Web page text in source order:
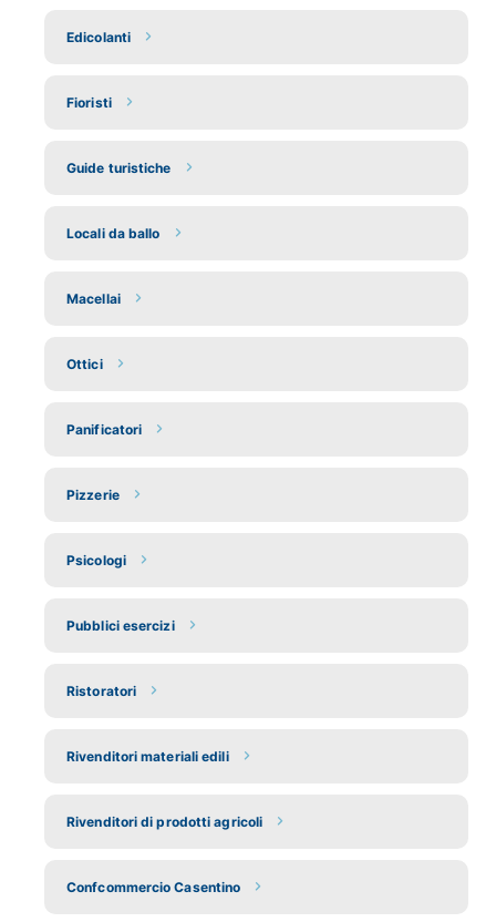
Edicolanti
Fioristi
Guide turistiche
Locali da ballo
Macellai
Ottici
Panificatori
Pizzerie
Psicologi
Pubblici esercizi
Ristoratori
Rivenditori materiali edili
Rivenditori di prodotti agricoli
Confcommercio Casentino